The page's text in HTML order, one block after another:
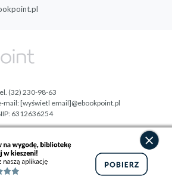
(32) 230-98-63
mail:[wyświetl email]@ebookpoint.pl
6312636254
241989027
wersja strony »